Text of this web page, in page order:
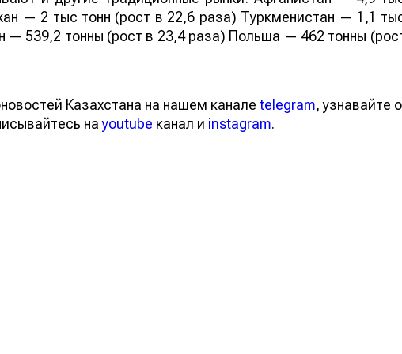
— 2 тыс тонн (рост в 22,6 раза) Туркменистан — 1,1
— 539,2 тонны (рост в 23,4 раза) Польша — 462 тонны
Казахстана на нашем канале telegram, узнавайте о
наyoutube канал и instagram.